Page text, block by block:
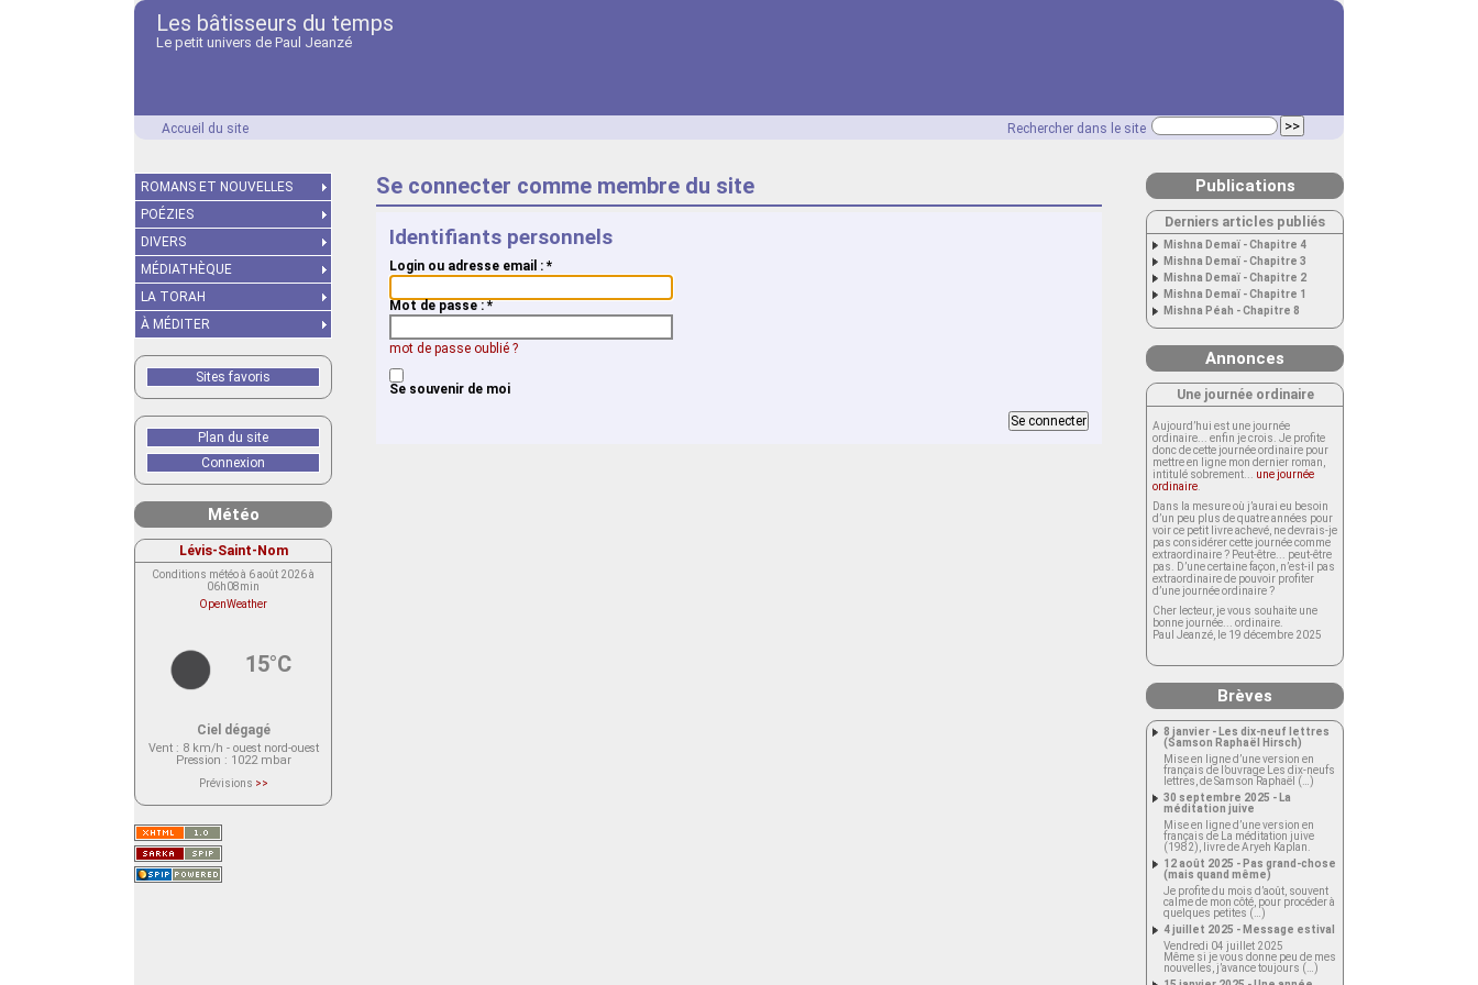
Les bâtisseurs du temps
Le petit univers de Paul Jeanzé
Rechercher dans le site
Accueil du site
Se connecter comme membre du site
Identifiants personnels
Login ou adresse email : *
Mot de passe :*
mot de passe oublié ?
Se souvenir de moi
ROMANS ET NOUVELLES
POÉZIES
DIVERS
MÉDIATHÈQUE
LA TORAH
À MÉDITER
Sites favoris
Plan du site
Connexion
Météo
Lévis-Saint-Nom
Conditions météo à 6 août 2026 à
06h08min
OpenWeather
15°C
Ciel dégagé
Vent: 8 km/h - ouest nord-ouest
Pression : 1022 mbar
Prévisions >>
actuellement aucune prévision
Saint-Nom.
Veuillez consulter le message du
service ci-dessous.
(401 - Invalid API key. Please see
https://openweathermap.org/faq#error401
Publications
Derniers articles publiés
Mishna Demaï - Chapitre 4
Mishna Demaï - Chapitre 3
Mishna Demaï - Chapitre 2
Mishna Demaï - Chapitre 1
Mishna Péah - Chapitre 8
Annonces
Une journée ordinaire
Aujourd’hui est une journée
ordinaire... enfin je crois. Je profite
donc de cette journée ordinaire pour
mettre en ligne mon dernier roman,
intitulé sobrement... une journée
ordinaire
Dans la mesure où j’aurai eu besoin
d’un peu plus de quatre années pour
voir ce petit livre achevé, ne devrais-je
pas considérer cette journée comme
extraordinaire ? Peut-être... peut-être
pas. D’une certaine façon, n’est-il pas
extraordinaire de pouvoir profiter
d’une journée ordinaire ?
Cher lecteur, je vous souhaite une
bonne journée... ordinaire.
Paul Jeanzé, le 19 décembre 2025
Brèves
8 janvier - Les dix-neuf lettres
(Samson Raphaël Hirsch)
Mise en ligne d’une version en
français de l’ouvrage Les dix-neufs
lettres, de Samson Raphaël (…)
30 septembre 2025 - La
méditation juive
Mise en ligne d’une version en
français de La méditation juive
(1982), livre de Aryeh Kaplan.
12 août 2025 - Pas grand-chose
(mais quand même)
Je profite du mois d’août, souvent
calme de mon côté, pour procéder à
quelques petites (…)
4 juillet 2025 - Message estival
Vendredi 04 juillet 2025
Même si je vous donne peu de mes
nouvelles, j’avance toujours (…)